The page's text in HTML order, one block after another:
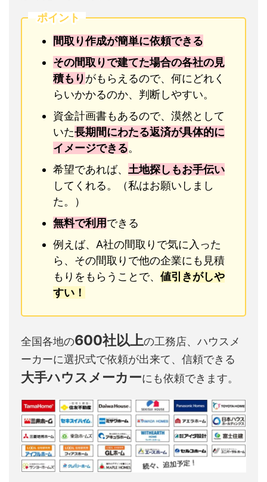
ポイント
間取り作成が簡単に依頼できる
その間取りで建てた場合の各社の見
積もりがもらえるので、何にどれく
らいかかるのか、判断しやすい。
資金計画書もあるので、漠然として
いた長期間にわたる返済が具体的に
イメージできる。
希望であれば、 土地探しもお手伝い
してくれる。（私はお願いしまし
た。）
無料で利用できる
例えば、A社の間取りで気に入った
ら、その間取りで他の企業にも見積
もりをもらうことで、 値引きがしや
すい！
全国各地の600社以上の工務店、ハウスメ
ーカーに選択式で依頼が出来て、信頼できる
大手ハウスメーカーにも依頼できます。